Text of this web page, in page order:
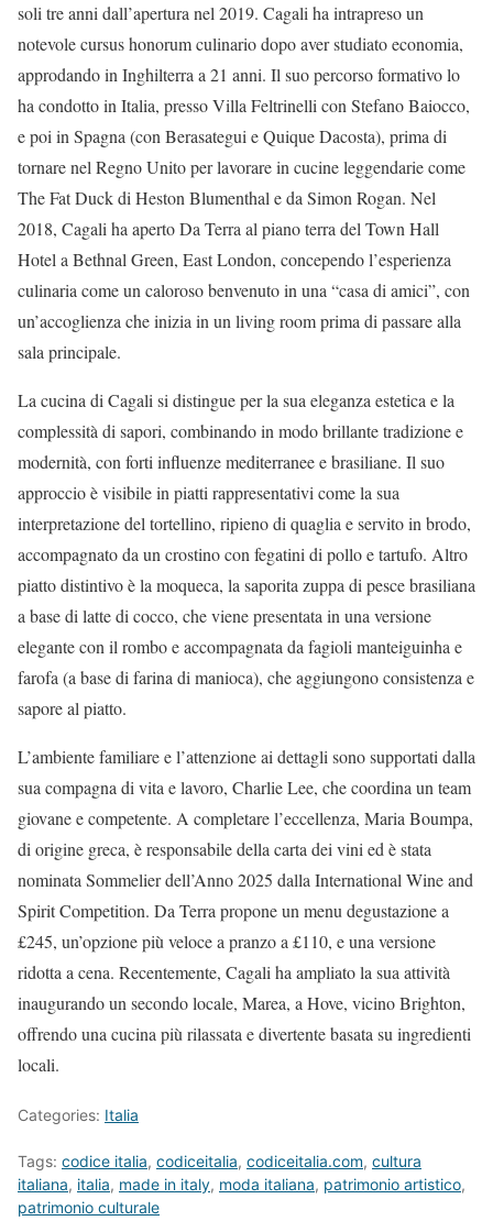
soli tre anni dall’apertura nel 2019. Cagali ha intrapreso un
notevole cursus honorum culinario dopo aver studiato economia,
approdando in Inghilterra a 21 anni. Il suo percorso formativo lo
ha condotto in Italia, presso Villa Feltrinelli con Stefano Baiocco,
e poi in Spagna (con Berasategui e Quique Dacosta), prima di
tornare nel Regno Unito per lavorare in cucine leggendarie come
The Fat Duck di Heston Blumenthal e da Simon Rogan. Nel
2018, Cagali ha aperto Da Terra al piano terra del Town Hall
Hotel a Bethnal Green, East London, concependo l’esperienza
culinaria come un caloroso benvenuto in una “casa di amici”, con
un’accoglienza che inizia in un living room prima di passare alla
sala principale.
La cucina di Cagali si distingue per la sua eleganza estetica e la
complessità di sapori, combinando in modo brillante tradizione e
modernità, con forti influenze mediterranee e brasiliane. Il suo
approccio è visibile in piatti rappresentativi come la sua
interpretazione del tortellino, ripieno di quaglia e servito in brodo,
accompagnato da un crostino con fegatini di pollo e tartufo. Altro
piatto distintivo è la moqueca, la saporita zuppa di pesce brasiliana
a base di latte di cocco, che viene presentata in una versione
elegante con il rombo e accompagnata da fagioli manteiguinha e
farofa (a base di farina di manioca), che aggiungono consistenza e
sapore al piatto.
L’ambiente familiare e l’attenzione ai dettagli sono supportati dalla
sua compagna di vita e lavoro, Charlie Lee, che coordina un team
giovane e competente. A completare l’eccellenza, Maria Boumpa,
di origine greca, è responsabile della carta dei vini ed è stata
nominata Sommelier dell’Anno 2025 dalla International Wine and
Spirit Competition. Da Terra propone un menu degustazione a
£245, un’opzione più veloce a pranzo a £110, e una versione
ridotta a cena. Recentemente, Cagali ha ampliato la sua attività
inaugurando un secondo locale, Marea, a Hove, vicino Brighton,
offrendo una cucina più rilassata e divertente basata su ingredienti
locali.
Categories: Italia
Tags: codice italia, codiceitalia, codiceitalia.com, cultura
italiana, italia, made in italy, moda italiana, patrimonio artistico,
patrimonio culturale